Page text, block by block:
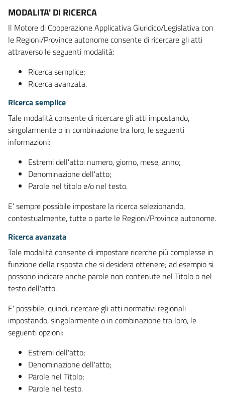
MODALITA' DI RICERCA
Il Motore di Cooperazione Applicativa Giuridico/Legislativa con
le Regioni/Province autonome consente di ricercare gli atti
attraverso le seguenti modalità:
Ricerca semplice;
Ricerca avanzata.
Ricerca semplice
Tale modalità consente di ricercare gli atti impostando,
singolarmente o in combinazione tra loro, le seguenti
informazioni:
Estremi dell'atto: numero, giorno, mese, anno;
Denominazione dell'atto;
Parole nel titolo e/o nel testo.
E' sempre possibile impostare la ricerca selezionando,
contestualmente, tutte o parte le Regioni/Province autonome.
Ricerca avanzata
Tale modalità consente di impostare ricerche più complesse in
funzione della risposta che si desidera ottenere; ad esempio si
possono indicare anche parole non contenute nel Titolo o nel
testo dell'atto.
E' possibile, quindi, ricercare gli atti normativi regionali
impostando, singolarmente o in combinazione tra loro, le
seguenti opzioni:
Estremi dell'atto;
Denominazione dell'atto;
Parole nel Titolo;
Parole nel testo.